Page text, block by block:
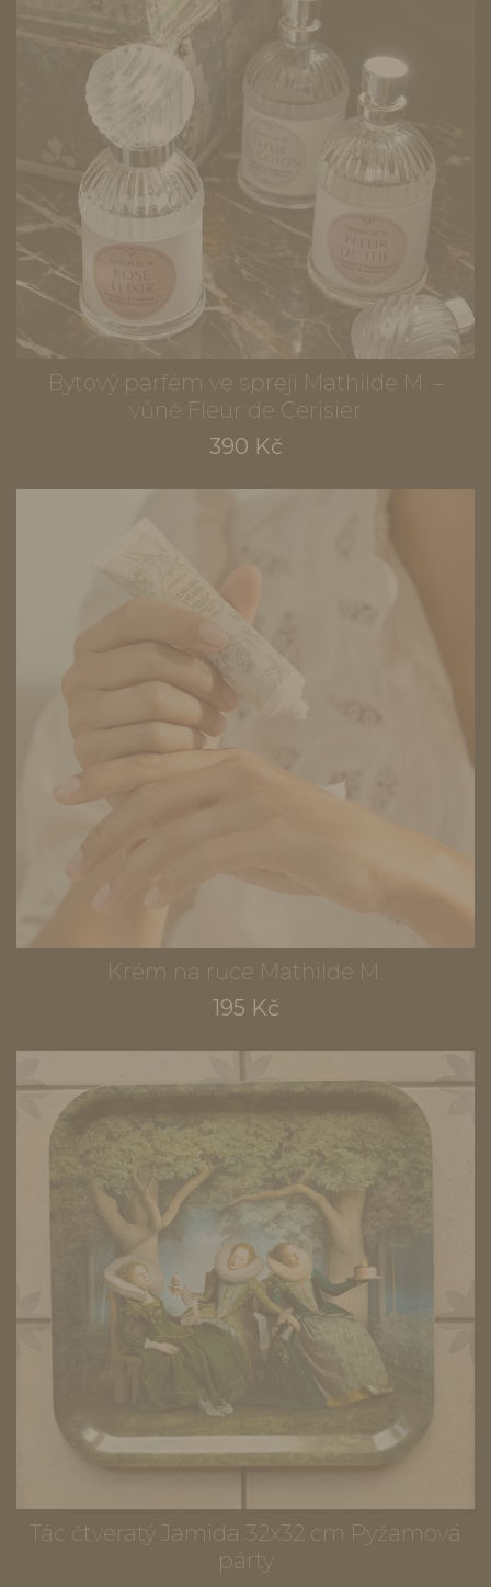
Bytový parfém ve spreji Mathilde M. –
vůně Fleur de Cerisier
390 Kč
Krém na ruce Mathilde M.
195 Kč
Tác čtveratý Jamida 32x32 cm Pyžamová
párty